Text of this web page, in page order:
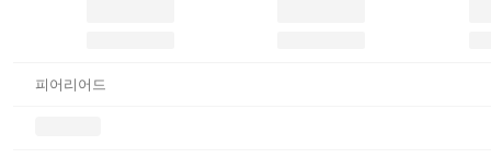
피어리어드